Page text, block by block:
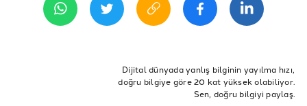
Dijital dünyada yanlış bilginin yayılma hızı,
doğru bilgiye göre 20 kat yüksek olabiliyor.
Sen, doğru bilgiyi paylaş.